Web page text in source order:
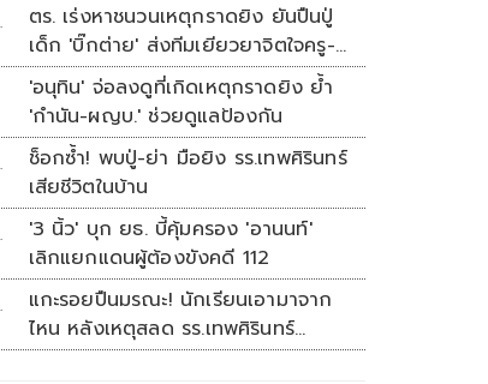
ตร. เร่งหาชนวนเหตุกราดยิง ยันปืนปู่
เด็ก 'บิ๊กต่าย' ส่งทีมเยียวยาจิตใจครู-
นร.
'อนุทิน' จ่อลงดูที่เกิดเหตุกราดยิง ย้ำ
'กำนัน-ผญบ.' ช่วยดูแลป้องกัน
ช็อกซ้ำ! พบปู่-ย่า มือยิง รร.เทพศิรินทร์
เสียชีวิตในบ้าน
'3 นิ้ว' บุก ยธ. บี้คุ้มครอง 'อานนท์'
เลิกแยกแดนผู้ต้องขังคดี 112
แกะรอยปืนมรณะ! นักเรียนเอามาจาก
ไหน หลังเหตุสลด รร.เทพศิรินทร์
นนทบุรี